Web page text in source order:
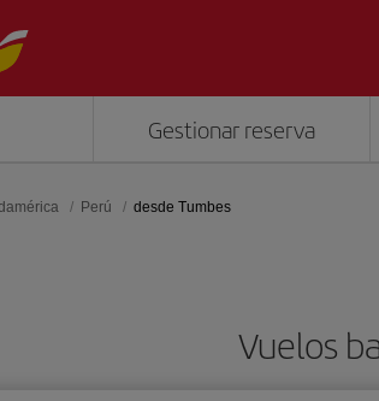
Gestionar reserva
Perú desde Tumbes
Vuelos